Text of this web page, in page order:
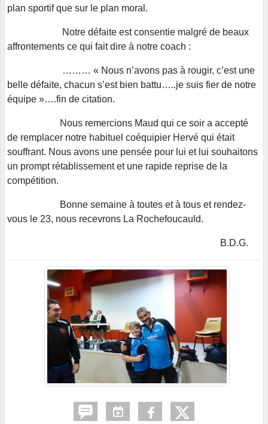
plan sportif que sur le plan moral.
Notre défaite est consentie malgré de beaux
affrontements ce qui fait dire à notre coach :
……… « Nous n’avons pas à rougir, c’est une
belle défaite, chacun s’est bien battu…..je suis fier de notre
équipe »….fin de citation.
Nous remercions Maud qui ce soir a accepté
de remplacer notre habituel coéquipier Hervé qui était
souffrant. Nous avons une pensée pour lui et lui souhaitons
un prompt rétablissement et une rapide reprise de la
compétition.
Bonne semaine à toutes et à tous et rendez-
vous le 23, nous recevrons La Rochefoucauld.
B.D.G.